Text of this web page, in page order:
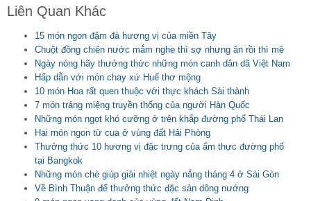
Liên Quan Khác
15 món ngon đậm đà hương vị của miền Tây
Chuột đồng chiên nước mắm nghe thì sợ nhưng ăn rồi thì mê
Ngày nóng hãy thưởng thức những món canh dân dã Việt Nam
Hấp dẫn với món chay xứ Huế thơ mộng
10 món Hoa rất quen thuộc với thực khách Sài thành
7 món tráng miệng truyền thống của người Hàn Quốc
Những món ngọt khó cưỡng ở trên khắp đường phố Thái Lan
Hai món ngon từ cua ở vùng đất Hải Phòng
Thưởng thức 10 hương vị đặc trưng của ẩm thực đường phố
tại Bangkok
Những món chè giúp giải nhiệt ngày nắng tháng 4 ở Sài Gòn
Về Bình Thuận để thưởng thức đặc sản dông nướng